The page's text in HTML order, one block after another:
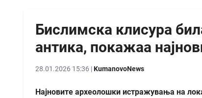
Бислимска клисура
антика, покажаа
28.01.2026 15:36 |KumanovoNews
Најновите археолошки истражувања на